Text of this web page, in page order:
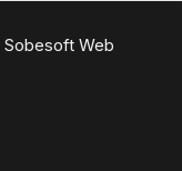
Sobesoft Web